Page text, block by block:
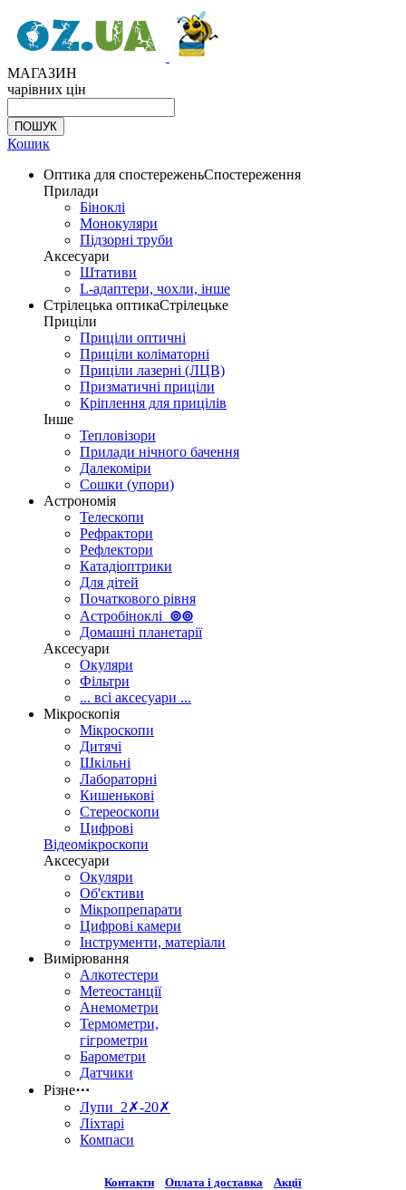
МАГАЗИН
чарівних цін
Кошик
Оптика для спостереженьСпостереження
Прилади
Біноклі
Монокуляри
Підзорні труби
Аксесуари
Штативи
L-адаптери, чохли, інше
Стрілецька оптикаСтрілецьке
Приціли
Приціли оптичні
Приціли коліматорні
Приціли лазерні (ЛЦВ)
Призматичні приціли
Кріплення для прицілів
Інше
Тепловізори
Прилади нічного бачення
Далекоміри
Сошки (упори)
Астрономія
Телескопи
Рефрактори
Рефлектори
Катадіоптрики
Для дітей
Початкового рівня
Астробіноклі ⊚⊚
Домашні планетарії
Аксесуари
Окуляри
Фільтри
... всі аксесуари ...
Мікроскопія
Мікроскопи
Дитячі
Шкільні
Лабораторні
Кишенькові
Стереоскопи
Цифрові
Відеомікроскопи
Аксесуари
Окуляри
Об'єктиви
Мікропрепарати
Цифрові камери
Інструменти, матеріали
Вимірювання
Алкотестери
Метеостанції
Анемометри
Термометри,
гігрометри
Барометри
Датчики
Різне⋯
Лупи 2✗-20✗
Ліхтарі
Компаси
Контакти Оплата і доставка Акції